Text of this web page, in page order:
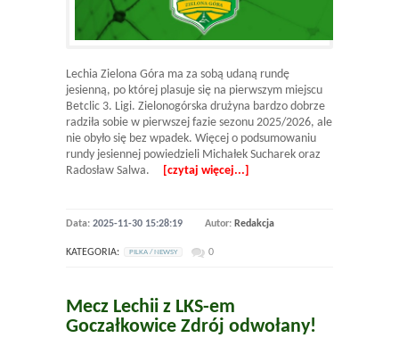
Lechia Zielona Góra ma za sobą udaną rundę
jesienną, po której plasuje się na pierwszym miejscu
Betclic 3. Ligi. Zielonogórska drużyna bardzo dobrze
radziła sobie w pierwszej fazie sezonu 2025/2026, ale
nie obyło się bez wpadek. Więcej o podsumowaniu
rundy jesiennej powiedzieli Michałek Sucharek oraz
Radosław Salwa.
[czytaj więcej...]
Data: 2025-11-30 15:28:19 Autor: Redakcja
KATEGORIA: PILKA / NEWSY 0
Mecz Lechii z LKS-em
Goczałkowice Zdrój odwołany!